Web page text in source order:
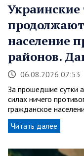
население
районов.
06.08.2026 07:53
За прошедшие сутки
силах ничего
гражданское
Читать далее